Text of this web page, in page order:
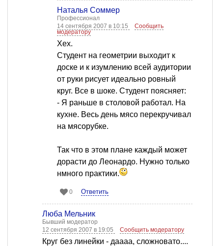
Наталья Соммер
Профессионал
14 сентября 2007 в 10:15
Сообщить
модератору
Хех.
Студент на геометрии выходит к
доске и к изумлению всей аудитории
от руки рисует идеально ровный
круг. Все в шоке. Студент поясняет:
- Я раньше в столовой работал. На
кухне. Весь день мясо перекручивал
на мясорубке.
Так что в этом плане каждый может
дорасти до Леонардо. Нужно только
нмного практики.
0 Ответить
Люба Мельник
Бывший модератор
12 сентября 2007 в 19:05
Сообщить модератору
Круг без линейки - даааа, сложновато....